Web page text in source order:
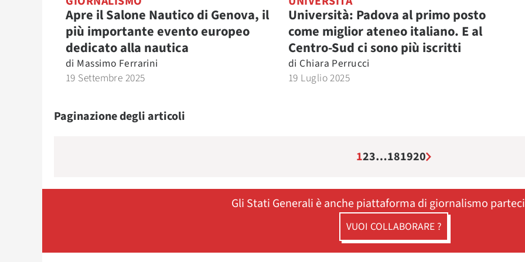
Apre il Salone Nautico di Genova, il
più importante evento europeo
dedicato alla nautica
di Massimo Ferrarini
19 Settembre 2025
Università: Padova al primo posto
come miglior ateneo italiano. E al
Centro-Sud ci sono più iscritti
di Chiara Perrucci
19 Luglio 2025
Paginazione degli articoli
123…181920
Gli Stati Generali è anche piattaforma di giornalismo
VUOI COLLABORARE ?